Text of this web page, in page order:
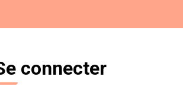
connecter